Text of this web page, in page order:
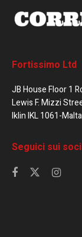
Fortissimo Ltd
JB House Floor 1
Lewis F. Mizzi
Iklin IKL 1061-Malta
Seguici sui